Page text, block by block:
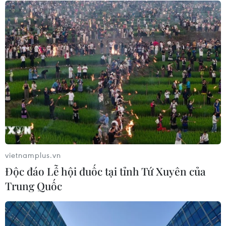
Mưa lũ, sạt lở tại Sri Lanka khiến 5
người thiệt mạng
04/08/2026 23:09
Thời tiết ngày 5/8: Bắc Bộ tiếp tục
mưa lớn, nguy cơ lũ quét và sạt lở đất
gia tăng
04/08/2026 23:08
Xem thêm
vietnamplus.vn
Độc đáo Lễ hội đuốc tại tỉnh Tứ Xuyên của
Trung Quốc